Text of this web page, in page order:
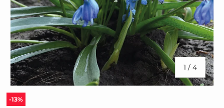
1 / /4
-13%